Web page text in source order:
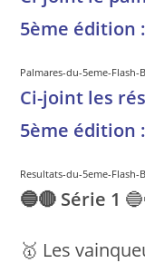
5ème édition :
Palmares-du-5eme-
Ci-joint les
5ème édition :
Resultats-du-5eme-Flash-
🔵🔴 Série 1
🥇 Les